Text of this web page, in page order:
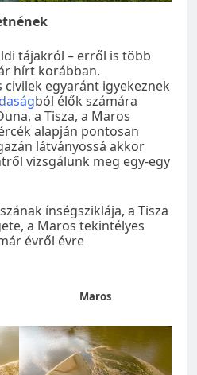
tájakról – erről is több
hírt korábban.
civilek egyaránt igyekeznek
ból élők számára
a Tisza, a Maros
alapján pontosan
látványossá akkor
vizsgálunk meg egy-egy
ínségsziklája, a Tisza
a Maros tekintélyes
évről évre
Maros